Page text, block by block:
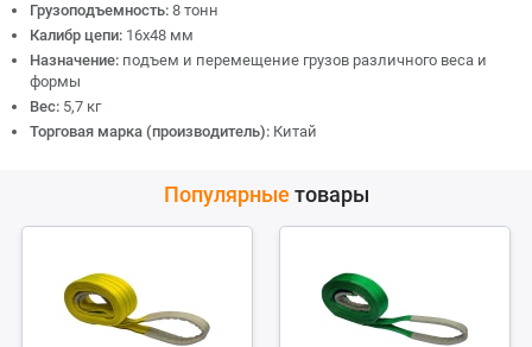
Грузоподъемность: 8 тонн
Калибр цепи: 16х48 мм
Назначение: подъем и перемещение грузов различного веса и
формы
Вес: 5,7 кг
Торговая марка (производитель): Китай
Популярные товары